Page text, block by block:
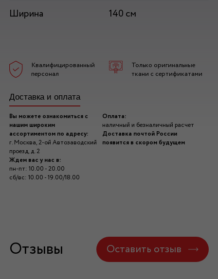
Ширина
140 см
Квалифицированный
персонал
Только оригинальные
ткани с сертификатами
Доставка и оплата
Вы можете ознакомиться с
нашим широким
ассортиментом по адресу:
г. Москва, 2-ой Автозаводский
проезд, д. 2
Ждем вас у нас в:
пн-пт: 10.00 - 20.00
сб/вс: 10.00 - 19.00/18.00
Оплата:
наличный и безналичный расчет
Доставка почтой России
появится в скором будущем
Отзывы Оставить отзыв